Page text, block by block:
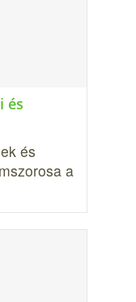
és
és
a